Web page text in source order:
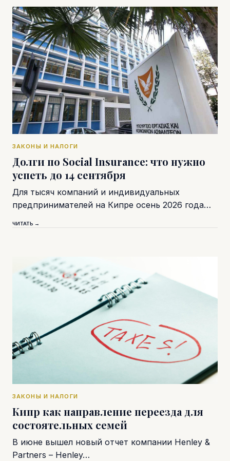
ЗАКОНЫ И НАЛОГИ
Долги по Social Insurance: что нужно
успеть до 14 сентября
Для тысяч компаний и индивидуальных
предпринимателей на Кипре осень 2026 года…
ЧИТАТЬ →
ЗАКОНЫ И НАЛОГИ
Кипр как направление переезда для
состоятельных семей
В июне вышел новый отчет компании Henley &
Partners – Henley…